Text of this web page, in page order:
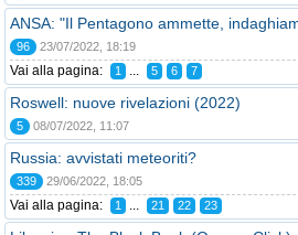
ANSA: "Il Pentagono ammette,
96 23/07/2022, 18:19
Vai alla pagina: 1 ... 5 6 7
Roswell: nuove rivelazioni (2022)
5 08/07/2022, 11:07
Russia: avvistati meteoriti?
339 29/06/2022, 18:05
Vai alla pagina: 1 ... 21 22 23